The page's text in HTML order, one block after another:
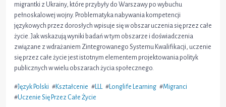
migrantki z Ukrainy, które przybyły do Warszawy po wybuchu
pełnoskalowej wojny. Problematyka nabywania kompetencji
językowych przez dorosłych wpisuje się w obszar uczenia się przez całe
życie. Jak wskazują wyniki badań w tym obszarze i doświadczenia
związane z wdrażaniem Zintegrowanego Systemu Kwalifikacji, uczenie
się przez całe życie jest istotnym elementem projektowania polityk
publicznych w wielu obszarach życia społecznego.
#Język Polski #Kształcenie # # Longlife Learning #Migranci
#Uczenie Się Przez Całe Życie